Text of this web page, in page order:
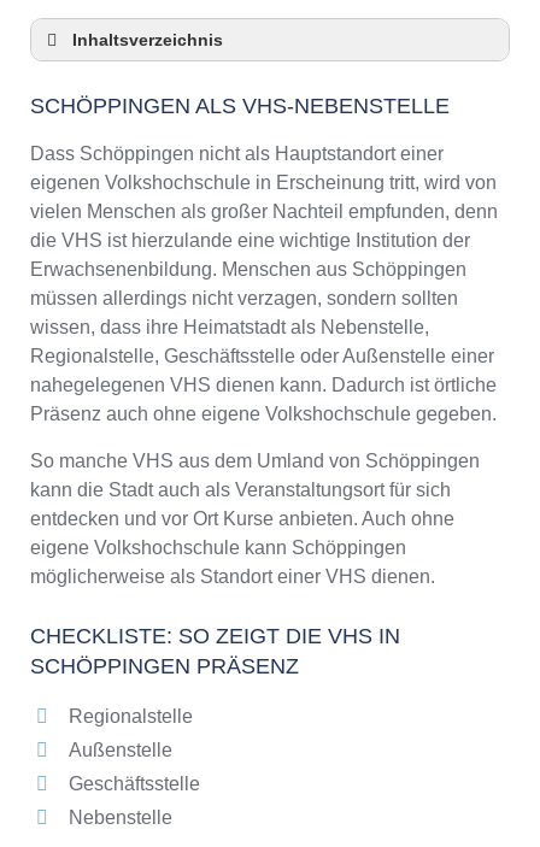
Inhaltsverzeichnis
Checkliste: So zeigt die VHS in Schöppingen
3 Tipps für Interessierte aus Schöppingen an
VHS-Kursen
VHS Schöppingen Kurse und Umgebung
VHS Schöppingen – Öffnungszeiten und
Telefonnummer
Online-Kurse – Alternative Angebote zu einem
Kurs an der VHS
Top-Kurse an der Abendschule Schöppingen
Weiterbildung in Schöppingen
SCHÖPPINGEN ALS VHS-NEBENSTELLE
Dass Schöppingen nicht als Hauptstandort einer
eigenen Volkshochschule in Erscheinung tritt, wird von
vielen Menschen als großer Nachteil empfunden, denn
die VHS ist hierzulande eine wichtige Institution der
Erwachsenenbildung. Menschen aus Schöppingen
müssen allerdings nicht verzagen, sondern sollten
wissen, dass ihre Heimatstadt als Nebenstelle,
Regionalstelle, Geschäftsstelle oder Außenstelle einer
nahegelegenen VHS dienen kann. Dadurch ist örtliche
Präsenz auch ohne eigene Volkshochschule gegeben.
So manche VHS aus dem Umland von Schöppingen
kann die Stadt auch als Veranstaltungsort für sich
entdecken und vor Ort Kurse anbieten. Auch ohne
eigene Volkshochschule kann Schöppingen
möglicherweise als Standort einer VHS dienen.
CHECKLISTE: SO ZEIGT DIE VHS IN
SCHÖPPINGEN PRÄSENZ
Regionalstelle
Außenstelle
Geschäftsstelle
Nebenstelle